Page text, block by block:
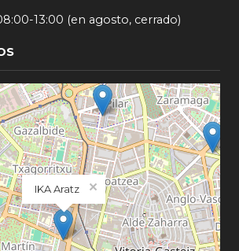
13:00 (en agosto, cerrado)
IKA Aratz ×